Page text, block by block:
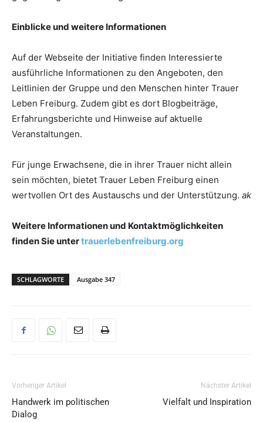
Einblicke und weitere Informationen
Auf der Webseite der Initiative finden Interessierte
ausführliche Informationen zu den Angeboten, den
Leitlinien der Gruppe und den Menschen hinter Trauer
Leben Freiburg. Zudem gibt es dort Blogbeiträge,
Erfahrungsberichte und Hinweise auf aktuelle
Veranstaltungen.
Für junge Erwachsene, die in ihrer Trauer nicht allein
sein möchten, bietet Trauer Leben Freiburg einen
wertvollen Ort des Austauschs und der Unterstützung. ak
Weitere Informationen und Kontaktmöglichkeiten
finden Sie untertrauerlebenfreiburg.org
SCHLAGWORTE Ausgabe 347
Vorheriger Artikel
Handwerk im politischen
Dialog
Nächster Artikel
Vielfalt und Inspiration